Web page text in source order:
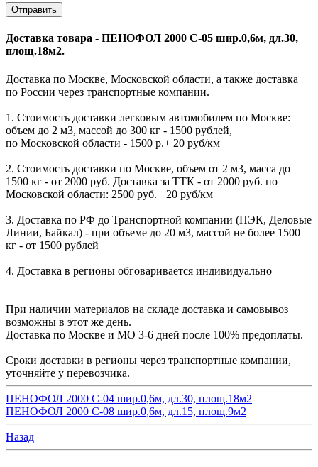
Доставка товара - ПЕНОФОЛ 2000 C-05 шир.0,6м, дл.30,
площ.18м2.
Доставка по Москве, Московской области, а также доставка
по России через транспортные компании.
1. Стоимость доставки легковым автомобилем по Москве:
объем до 2 м3, массой до 300 кг - 1500 рублей,
по Московской области - 1500 р.+ 20 руб/км
2. Стоимость доставки по Москве, объем от 2 м3, масса до
1500 кг - от 2000 руб. Доставка за ТТК - от 2000 руб. по
Московской области: 2500 руб.+ 20 руб/км
3. Доставка по РФ до Транспортной компании (ПЭК, Деловые
Линии, Байкал) - при объеме до 20 м3, массой не более 1500
кг - от 1500 рублей
4. Доставка в регионы обговаривается индивидуально
При наличии материалов на складе доставка и самовывоз
возможны в этот же день.
Доставка по Москве и МО 3-6 дней после 100% предоплаты.
Сроки доставки в регионы через транспортные компании,
уточняйте у перевозчика.
ПЕНОФОЛ 2000 C-04 шир.0,6м, дл.30, площ.18м2
ПЕНОФОЛ 2000 C-08 шир.0,6м, дл.15, площ.9м2
Назад